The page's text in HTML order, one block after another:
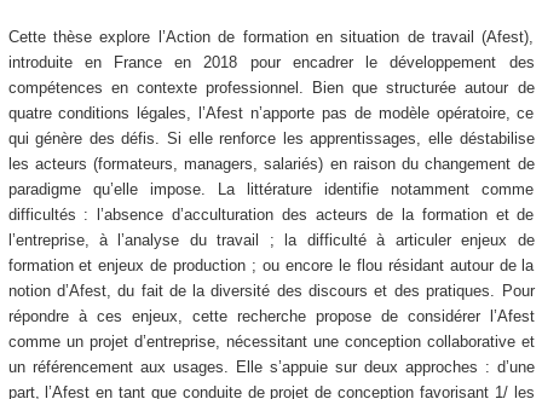
Cette thèse explore l’Action de formation en situation de travail (Afest),
introduite en France en 2018 pour encadrer le développement des
compétences en contexte professionnel. Bien que structurée autour de
quatre conditions légales, l’Afest n’apporte pas de modèle opératoire, ce
qui génère des défis. Si elle renforce les apprentissages, elle déstabilise
les acteurs (formateurs, managers, salariés) en raison du changement de
paradigme qu’elle impose. La littérature identifie notamment comme
difficultés : l’absence d’acculturation des acteurs de la formation et de
l’entreprise, à l’analyse du travail ; la difficulté à articuler enjeux de
formation et enjeux de production ; ou encore le flou résidant autour de la
notion d’Afest, du fait de la diversité des discours et des pratiques. Pour
répondre à ces enjeux, cette recherche propose de considérer l’Afest
comme un projet d’entreprise, nécessitant une conception collaborative et
un référencement aux usages. Elle s’appuie sur deux approches : d’une
part, l’Afest en tant que conduite de projet de conception favorisant 1/ les